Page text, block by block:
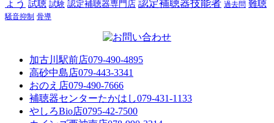
ょう 試聴 試験 認定補聴器専門店 認定補聴器技能者 過去問 難聴
騒音抑制 骨導
加古川駅前店079-490-4895
高砂中島店079-443-3341
おのえ店079-490-7666
補聴器センターたかはし079-431-1133
やしろBio店0795-42-7500